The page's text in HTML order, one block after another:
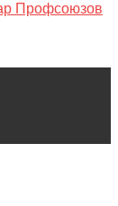
Профсоюзов